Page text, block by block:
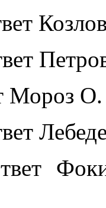
Мороз